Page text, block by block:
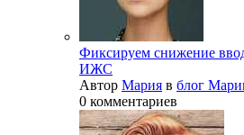
Фиксируем снижение
ИЖС
Автор Мария в блог
0 комментариев